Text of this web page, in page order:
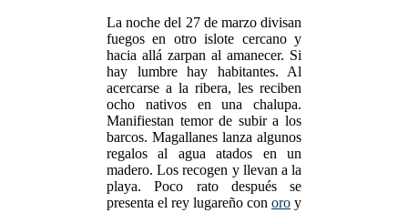
La noche del 27 de marzo divisan
fuegos en otro islote cercano y
hacia allá zarpan al amanecer. Si
hay lumbre hay habitantes. Al
acercarse a la ribera, les reciben
ocho nativos en una chalupa.
Manifiestan temor de subir a los
barcos. Magallanes lanza algunos
regalos al agua atados en un
madero. Los recogen y llevan a la
playa. Poco rato después se
presenta el rey lugareño con oro y